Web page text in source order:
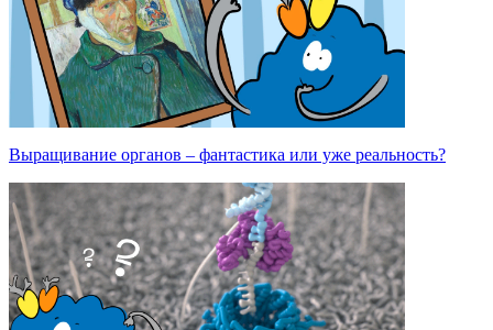
Выращивание органов – фантастика или уже реальность?